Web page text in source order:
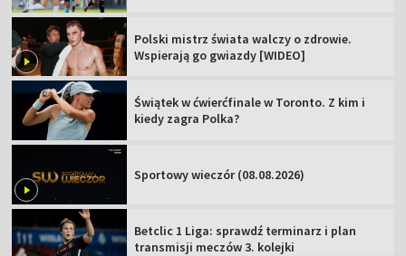
Polski mistrz świata walczy o zdrowie.
Wspierają go gwiazdy [WIDEO]
Świątek w ćwierćfinale w Toronto. Z kim i
kiedy zagra Polka?
Sportowy wieczór (08.08.2026)
Betclic 1 Liga: sprawdź terminarz i plan
transmisji meczów 3. kolejki